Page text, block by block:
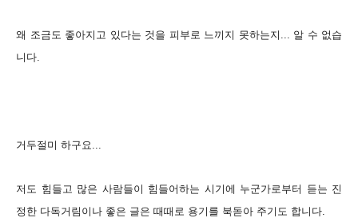
왜 조금도 좋아지고 있다는 것을 피부로 느끼지 못하는지... 알 수 없습
니다.
거두절미 하구요...
저도 힘들고 많은 사람들이 힘들어하는 시기에 누군가로부터 듣는 진
정한 다독거림이나 좋은 글은 때때로 용기를 북돋아 주기도 합니다.